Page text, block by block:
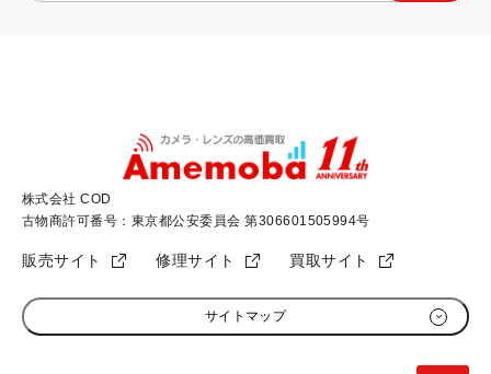
株式会社 COD
古物商許可番号：東京都公安委員会 第306601505994号
販売サイト 修理サイト 買取サイト
サイトマップ